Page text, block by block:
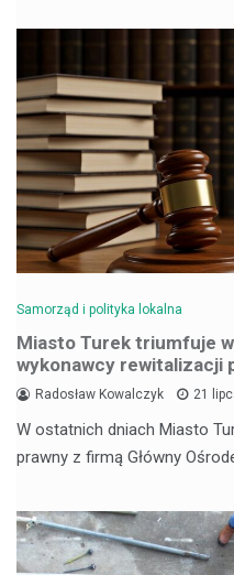
Samorząd i polityka lokalna
Miasto Turek triumfuje
wykonawcy rewitalizacji
Radosław Kowalczyk 21
W ostatnich dniach Miasto
prawny z firmą Główny